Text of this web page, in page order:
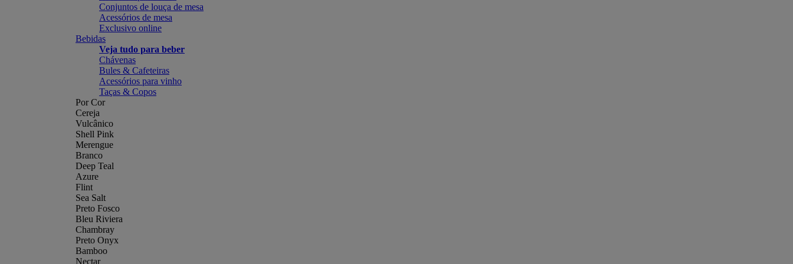
Conjuntos de louça de mesa
Acessórios de mesa
Exclusivo online
Bebidas
Veja tudo para beber
Chávenas
Bules & Cafeteiras
Acessórios para vinho
Taças & Copos
Por Cor
Cereja
Vulcânico
Shell Pink
Merengue
Branco
Deep Teal
Azure
Flint
Sea Salt
Preto Fosco
Bleu Riviera
Chambray
Preto Onyx
Bamboo
Nectar